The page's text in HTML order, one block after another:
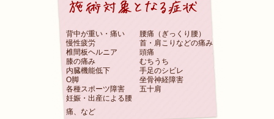
背中が重い・痛い
腰痛（ぎっくり腰）
慢性疲労
首・肩こりなどの痛み
椎間板ヘルニア
頭痛
膝の痛み
むちうち
内臓機能低下
手足のシビレ
O脚
坐骨神経障害
各種スポーツ障害
五十肩
妊娠・出産による腰
痛、など